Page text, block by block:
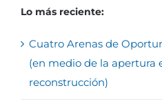
Lo más reciente:
Cuatro Arenas de
(en medio de la apertura
reconstrucción)